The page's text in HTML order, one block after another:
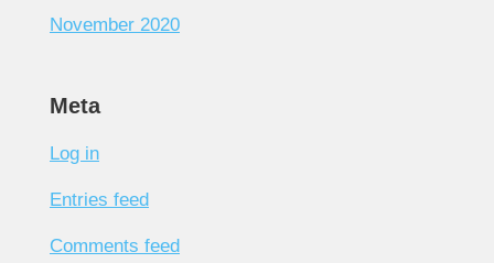
November 2020
Meta
Log in
Entries feed
Comments feed